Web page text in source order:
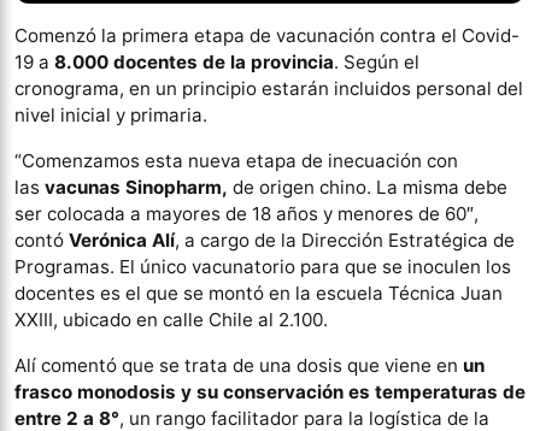
Comenzó la primera etapa de vacunación contra el Covid-
19 a 8.000 docentes de la provincia. Según el
cronograma, en un principio estarán incluidos personal del
nivel inicial y primaria.
“Comenzamos esta nueva etapa de inecuación con
las vacunas Sinopharm, de origen chino. La misma debe
ser colocada a mayores de 18 años y menores de 60″,
contó Verónica Alí, a cargo de la Dirección Estratégica de
Programas. El único vacunatorio para que se inoculen los
docentes es el que se montó en la escuela Técnica Juan
XXIII, ubicado en calle Chile al 2.100.
Alí comentó que se trata de una dosis que viene en un
frasco monodosis y su conservación es temperaturas de
entre 2 a 8°, un rango facilitador para la logística de la